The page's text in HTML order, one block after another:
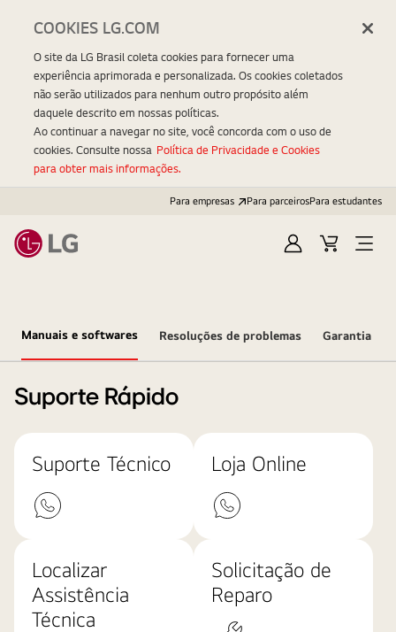
Para empresas Para parceirosPara estudantes
EntrarCarrinhoOpen
Manuais e softwares Resoluções de problemas Garantia
Suporte Rápido
Suporte Técnico Loja Online
Localizar
Assistência
Técnica
Solicitação de
Reparo
COOKIES LG.COM
O site da LG Brasil coleta cookies para fornecer uma
experiência aprimorada e personalizada. Os cookies coletados
não serão utilizados para nenhum outro propósito além
daquele descrito em nossas políticas.
Ao continuar a navegar no site, você concorda com o uso de
cookies. Consulte nossa Política de Privacidade e Cookies
para obter mais informações.